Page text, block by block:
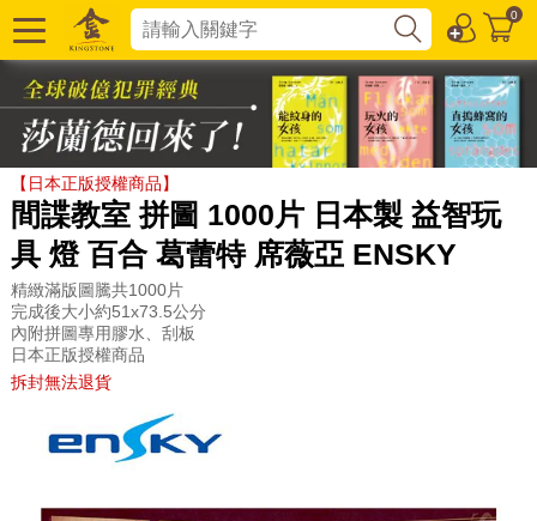
0
【日本正版授權商品】
間諜教室 拼圖 1000片 日本製 益智玩
具 燈 百合 葛蕾特 席薇亞 ENSKY
精緻滿版圖騰共1000片
完成後大小約51x73.5公分
內附拼圖專用膠水、刮板
日本正版授權商品
拆封無法退貨